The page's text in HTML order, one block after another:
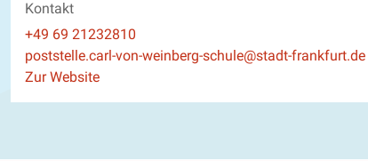
Kontakt
Telefon
+49 69 21232810
E-Mail
poststelle.carl-von-weinberg-schule@stadt-frankfurt.de
Website
Zur Website